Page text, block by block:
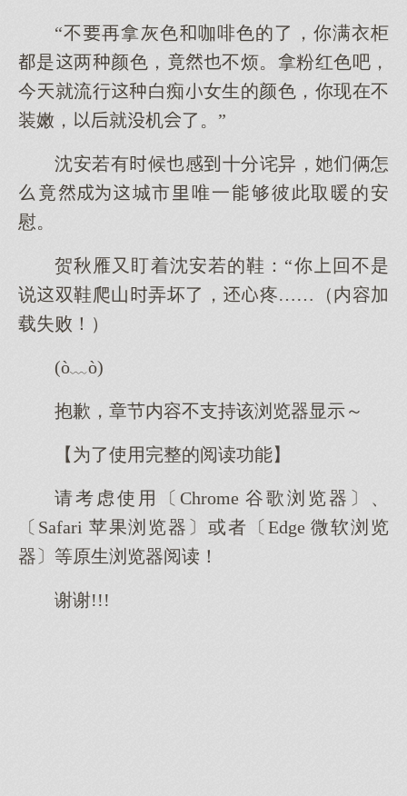
“不再拿灰色咖啡色的了，你满衣柜
是两颜色，竟不烦。拿粉红色吧，
今就流行白痴女生的颜色，你现在不
装嫩，就机了。”
沈安若有候感十分诧异，俩怎
竟城市唯一够彼此取暖的安
慰。
贺秋雁又盯着沈安若的鞋：“你回不是
说双鞋爬山弄坏了，疼……（内容加
载失败！）
(ò﹏ò)
抱歉，章节内容不支持该浏览器显示～
【为了使用完整的阅读功能】
请考虑使用〔Chrome 谷歌浏览器〕、
〔Safari 苹果浏览器〕或者〔Edge 微软浏览
器〕等原生浏览器阅读！
谢谢!!!